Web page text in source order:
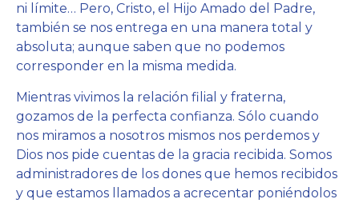
ni límite… Pero, Cristo, el Hijo Amado del Padre,
también se nos entrega en una manera total y
absoluta; aunque saben que no podemos
corresponder en la misma medida.
Mientras vivimos la relación filial y fraterna,
gozamos de la perfecta confianza. Sólo cuando
nos miramos a nosotros mismos nos perdemos y
Dios nos pide cuentas de la gracia recibida. Somos
administradores de los dones que hemos recibidos
y que estamos llamados a acrecentar poniéndolos